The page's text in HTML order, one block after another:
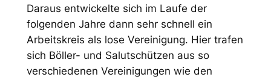
Daraus entwickelte sich im Laufe der
folgenden Jahre dann sehr schnell ein
Arbeitskreis als lose Vereinigung. Hier trafen
sich Böller- und Salutschützen aus so
verschiedenen Vereinigungen wie den